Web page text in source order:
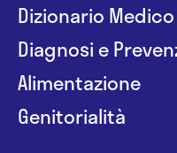
Dizionario Medico
Diagnosi e
Alimentazione
Genitorialità